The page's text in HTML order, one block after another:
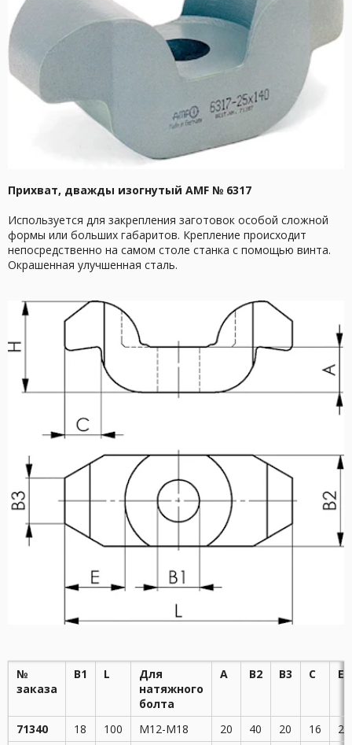
Прихват, дважды изогнутый AMF № 6317
Используется для закрепления заготовок особой сложной
формы или больших габаритов. Крепление происходит
непосредственно на самом столе станка с помощью винта.
Окрашенная улучшенная сталь.
№
заказа
B1 L
Для
натяжного
болта
A B2 B3 C E
71340 18 100 M12-M18 20 40 20 16
26